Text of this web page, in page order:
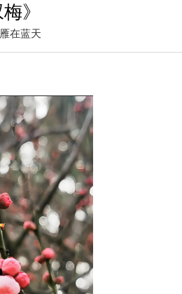
梅》
雁在蓝天